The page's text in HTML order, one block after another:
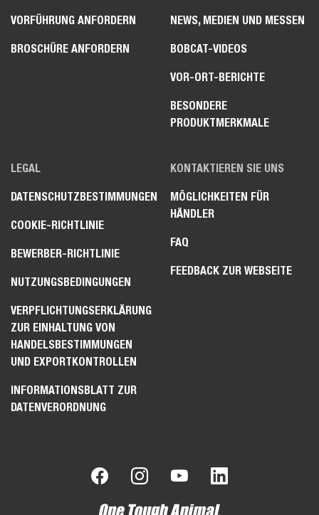
VORFÜHRUNG ANFORDERN
BROSCHÜRE ANFORDERN
NEWS, MEDIEN UND MESSEN
BOBCAT-VIDEOS
VOR-ORT-BERICHTE
BESONDERE
PRODUKTMERKMALE
LEGAL
DATENSCHUTZBESTIMMUNGEN
COOKIE-RICHTLINIE
BEWERBER-RICHTLINIE
NUTZUNGSBEDINGUNGEN
VERPFLICHTUNGSERKLÄRUNG
ZUR EINHALTUNG VON
HANDELSBESTIMMUNGEN
UND EXPORTKONTROLLEN
INFORMATIONSBLATT ZUR
DATENVERORDNUNG
KONTAKTIEREN SIE UNS
MÖGLICHKEITEN FÜR
HÄNDLER
FAQ
FEEDBACK ZUR WEBSEITE